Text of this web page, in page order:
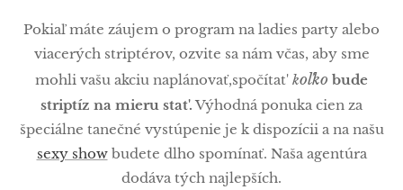
Pokiaľ máte záujem o program na ladies party alebo
viacerých striptérov, ozvite sa nám včas, aby sme
mohli vašu akciu naplánovať,spočítat' koľko bude
striptíz na mieru stat'.Výhodná ponuka cien za
špeciálne tanečné vystúpenie je k dispozícii a na našu
sexy showbudete dlho spomínať. Naša agentúra
dodáva tých najlepších.